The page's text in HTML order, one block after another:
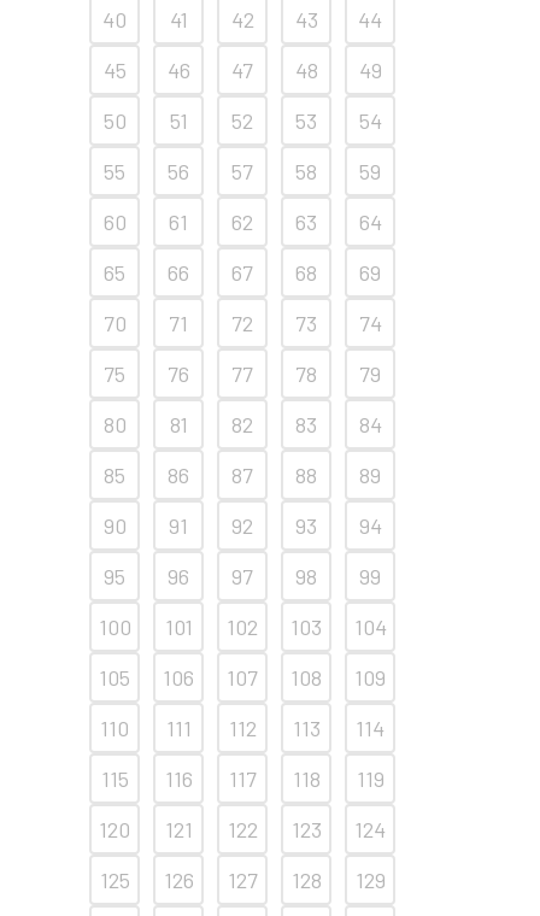
40
41 42 43
44
45
46 47 48
49
50
51 52 53
54
55
56 57 58
59
60
61 62 63
64
65
66 67 68
69
70
71 72 73
74
75
76 77 78
79
80
81 82 83
84
85
86 87 88
89
90
91 92 93
94
95
96 97 98
99
100
101 102 103
104
105
106 107 108
109
110
111 112 113
114
115
116 117 118
119
120
121 122 123
124
125
126 127 128
129